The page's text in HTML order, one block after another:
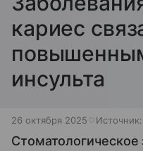
кариес
инсульта
26 октября 2025 Источник: